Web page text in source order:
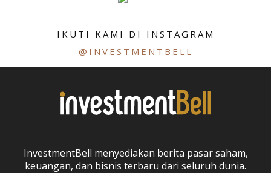
IKUTI KAMI DI INSTAGRAM
@INVESTMENTBELL
InvestmentBell menyediakan berita pasar saham,
keuangan, dan bisnis terbaru dari seluruh dunia.